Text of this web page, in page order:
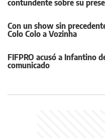
contundente sobre su
Con un show sin
Colo Colo a Vozinha
FIFPRO acusó a Infantino
comunicado